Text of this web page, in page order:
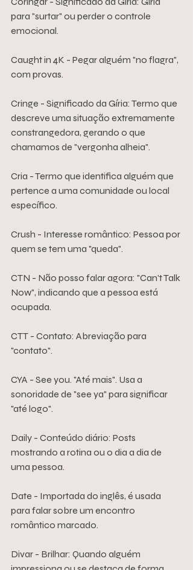
para "surtar" ou perder o controle
emocional.
Caught in 4K - Pegar alguém "no flagra",
com provas.
Cringe - Significado da Gíria: Termo que
descreve uma situação extremamente
constrangedora, gerando o que
chamamos de "vergonha alheia".
Cria - Termo que identifica alguém que
pertence a uma comunidade ou local
específico.
Crush - Interesse romântico: Pessoa por
quem se tem uma "queda".
CTN - Não posso falar agora: "Can't Talk
Now", indicando que a pessoa está
ocupada.
CTT - Contato: Abreviação para
"contato".
CYA - See you. "Até mais". Usa a
sonoridade de "see ya" para significar
"até logo".
Daily - Conteúdo diário: Posts
mostrando a rotina ou o dia a dia de
uma pessoa.
Date - Importada do inglês, é usada
para falar sobre um encontro
romântico marcado.
Divar - Brilhar: Quando alguém